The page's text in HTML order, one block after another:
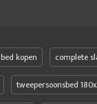
bed kopen
complete
tweepersoonsbed